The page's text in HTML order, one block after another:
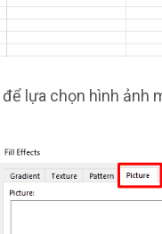
để lựa chọn hình ảnh